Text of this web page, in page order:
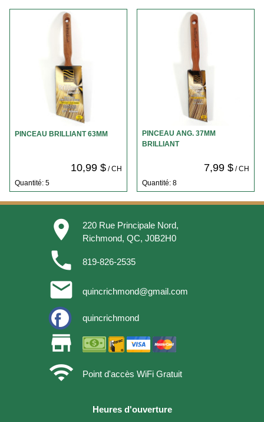
PINCEAU BRILLIANT 63MM
10,99 $/ CH
Quantité: 5
PINCEAU ANG. 37MM
BRILLIANT
7,99 $/ CH
Quantité: 8
place
220 Rue Principale Nord,
Richmond, QC, J0B2H0
phone 819-826-2535
email quincrichmond@gmail.com
quincrichmond
store
wifi
Point d'accès WiFi Gratuit
Heures d'ouverture